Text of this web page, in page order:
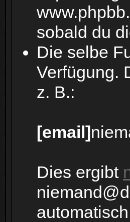
sobald du
Die selbe
Verfügung.
z. B.:
[email]
Dies ergibt